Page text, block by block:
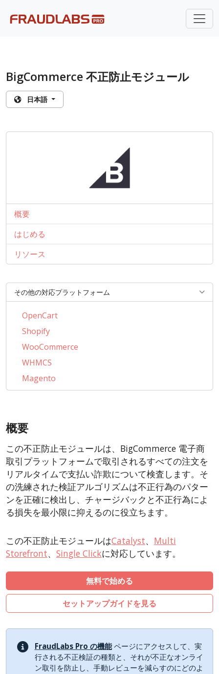
BigCommerce 不正防止モジュール
日本語
概要
はじめる
リソース
その他の対応プラットフォーム
OpenCart
Shopify
WooCommerce
WHMCS
Magento
PrestaShop
CSCart
LiteCart
ZenCart
PinnacleCart
FoxyCart
Easy Digital Downloads
nopCommerce
Ecwid by Lightspeed
Shopware
Sylius
概要
この不正防止モジュールは、BigCommerce 電子商
取引プラットフォームで取引されるすべての注文を
リアルタイムで支払い詐欺について検査します。そ
の洗練された検証アルゴリズムは不正行為のパター
ンを正確に検出し、チャージバックと不正行為によ
る損失を最小限に抑えるのに役立ちます。
この不正防止モジュールはCatalyst、 Multi
Storefront、 Single Clickに対応しています。
無料で始める
セットアップガイドを見る
FraudLabs Pro の機能ページにアクセスして、実
行される不正検証の種類と、それが不正なオンライ
ン取引を防止し、手動レビューを減らすのにどのよ